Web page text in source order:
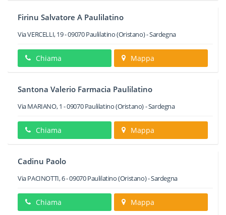
Firinu Salvatore A Paulilatino
Via VERCELLI, 19-09070Paulilatino(Oristano) -Sardegna
Chiama Mappa
Santona Valerio Farmacia Paulilatino
Via MARIANO, 1 -09070 Paulilatino(Oristano) -Sardegna
Chiama Mappa
Cadinu Paolo
Via PACINOTTI, 6-09070Paulilatino(Oristano) -Sardegna
Chiama Mappa